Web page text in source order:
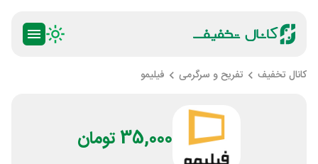
کانال تخفیف تفریح و سرگرمی فیلیمو
35,000 تومان